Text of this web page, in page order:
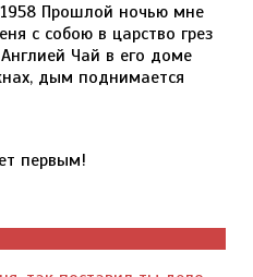
Прошлой ночью мне
с собою в царство грез
Чай в его доме
дым поднимается
первым!